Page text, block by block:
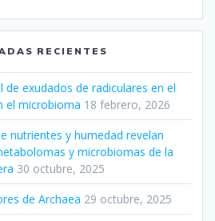
RECIENTES
de exudados de radiculares en el
el microbioma 18 febrero, 2026
nutrientes y humedad revelan
y microbiomas de la
30 octubre, 2025
de Archaea 29 octubre, 2025